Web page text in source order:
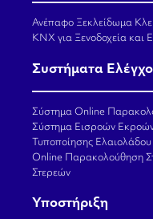
Ανέπαφο Ξεκλείδωμα
KNX για Ξενοδοχεία και
Συστήματα
Σύστημα Online
Σύστημα Εισροών
Τυποποίησης Ελαιολάδου
Online Παρακολούθηση
Στερεών
Υποστήριξη